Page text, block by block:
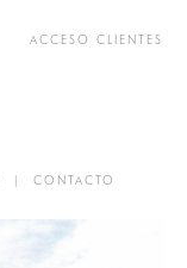
ACCESO CLIENTES
| CONTACTO